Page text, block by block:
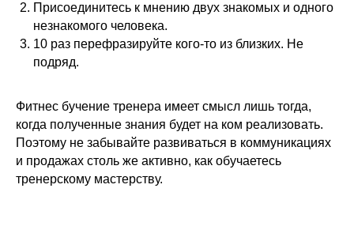
Присоединитесь к мнению двух знакомых и одного
незнакомого человека.
10 раз перефразируйте кого-то из близких. Не
подряд.
Фитнес бучение тренера имеет смысл лишь тогда,
когда полученные знания будет на ком реализовать.
Поэтому не забывайте развиваться в коммуникациях
и продажах столь же активно, как обучаетесь
тренерскому мастерству.
Работа с осанкой
Дмитрий Горковский.
Подробнее о программе →